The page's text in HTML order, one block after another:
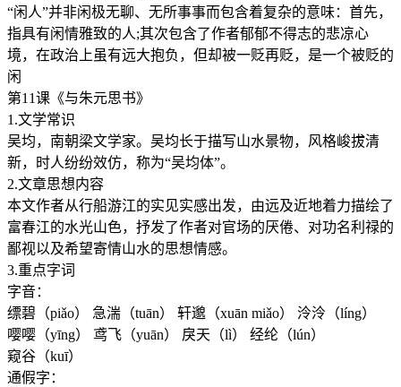
“闲人”并非闲极无聊、无所事事而包含着复杂的意味：首先，
指具有闲情雅致的人;其次包含了作者郁郁不得志的悲凉心
境，在政治上虽有远大抱负，但却被一贬再贬，是一个被贬的
闲
第11课《与朱元思书》
1.文学常识
吴均，南朝梁文学家。吴均长于描写山水景物，风格峻拔清
新，时人纷纷效仿，称为“吴均体”。
2.文章思想内容
本文作者从行船游江的实见实感出发，由远及近地着力描绘了
富春江的水光山色，抒发了作者对官场的厌倦、对功名利禄的
鄙视以及希望寄情山水的思想情感。
3.重点字词
字音：
缥碧（piǎo） 急湍（tuān） 轩邈（xuān miǎo） 泠泠（líng）
嘤嘤（yīng） 鸢飞（yuān） 戾天（lì） 经纶（lún）
窥谷（kuī）
通假字：